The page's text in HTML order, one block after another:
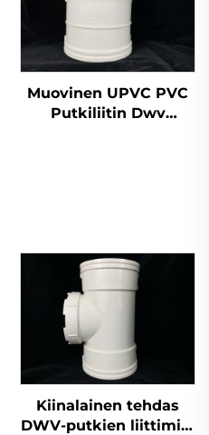
Muovinen UPVC PVC
Putkiliitin Dwv
Kiinalainen tehdas
DWV-putkien liittimiin